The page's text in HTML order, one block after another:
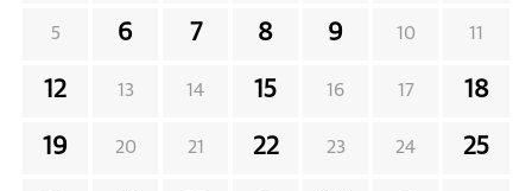
5 6 7 8 9 10 11
12 13 14 15 16 17 18
19 20 21 22 23 24 25